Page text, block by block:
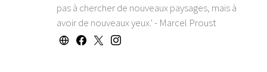
pas à chercher de nouveaux paysages, mais à
avoir de nouveaux yeux.' - Marcel Proust